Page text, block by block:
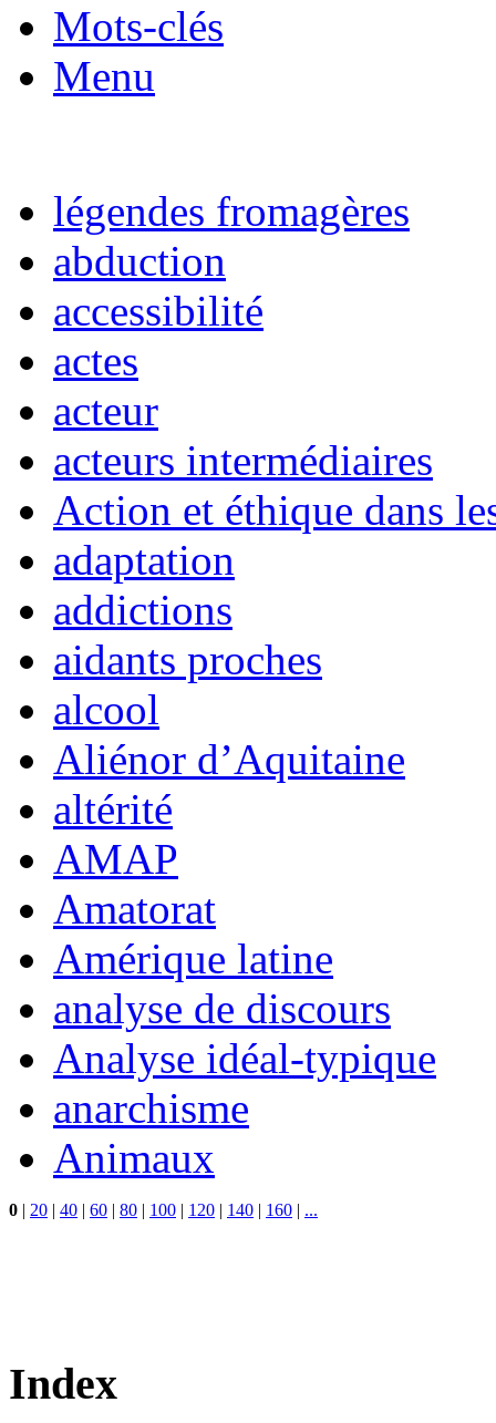
Mots-clés
Menu
légendes fromagères
abduction
accessibilité
actes
acteur
acteurs intermédiaires
Action et éthique dans
adaptation
addictions
aidants proches
alcool
Aliénor d’Aquitaine
altérité
AMAP
Amatorat
Amérique latine
analyse de discours
Analyse idéal-typique
anarchisme
Animaux
0 | 20 | 40 | 60 | 80 | 100 | 120 | 140 | 160 | ...
Index